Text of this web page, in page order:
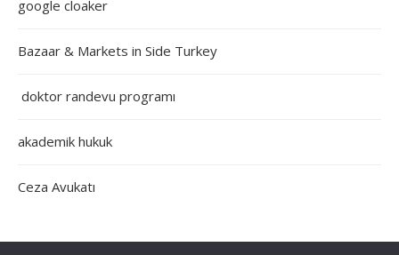
google cloaker
Bazaar & Markets in Side Turkey
doktor randevu programı
akademik hukuk
Ceza Avukatı